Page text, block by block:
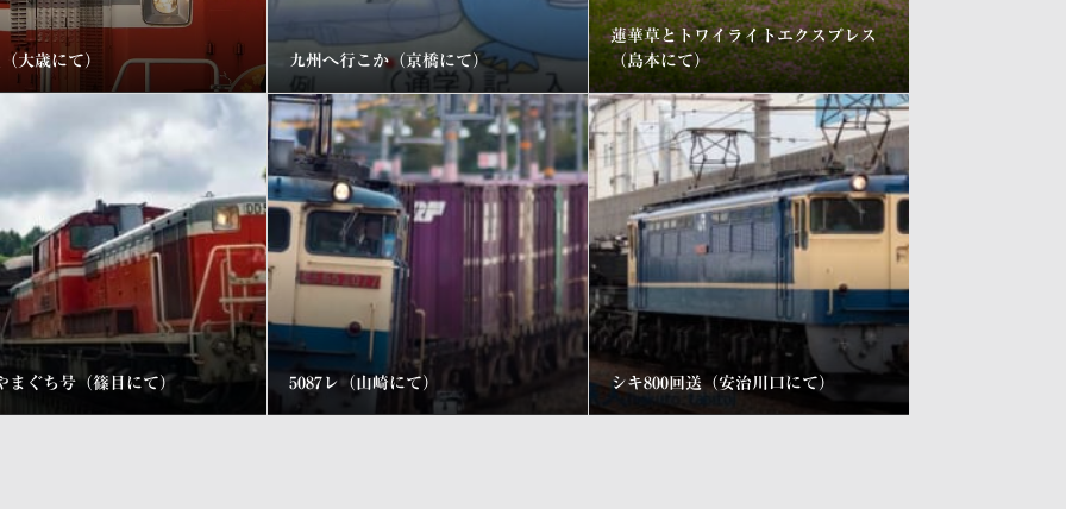
大歳にて） 九州へ行こか（京橋にて）
蓮華草とトワイライトエクスプレス
（島本にて）
まぐち号（篠目にて） 5087レ（山崎にて） シキ800回送（安治川口にて）